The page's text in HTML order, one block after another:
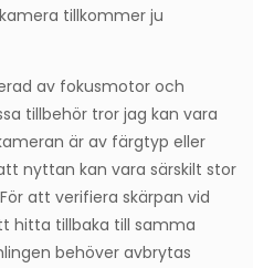
tillkommer ju
av fokusmotor och
tillbehör tror jag kan vara
är av färgtyp eller
nyttan kan vara särskilt stor
att verifiera skärpan vid
hitta tillbaka till samma
behöver avbrytas